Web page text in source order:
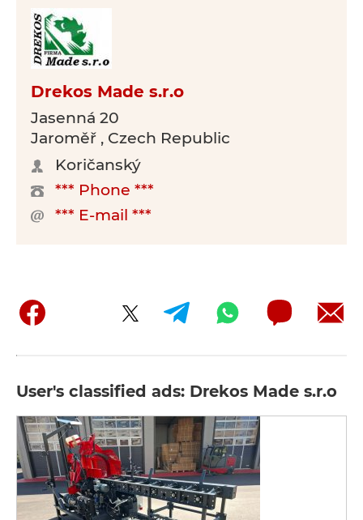
Drekos Made s.r.o
Jasenná 20
Jaroměř , Czech Republic
Koričanský
*** Phone ***
*** E-mail ***
User's classified ads: Drekos Made s.r.o